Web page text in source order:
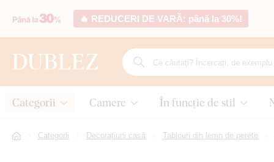
🔥 REDUCERI DE VARĂ: până la 30%!
Categorii Camere În funcție de stil
Categorii Decorațiuni casă Tablouri din lemn de perete